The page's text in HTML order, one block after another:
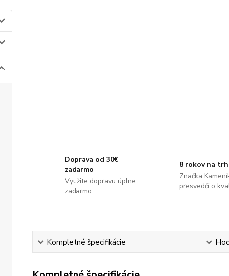
Doprava od 30€
zadarmo
Využite dopravu úplne
zadarmo
8 rokov na
Značka
presvedčí o
Kompletné špecifikácie